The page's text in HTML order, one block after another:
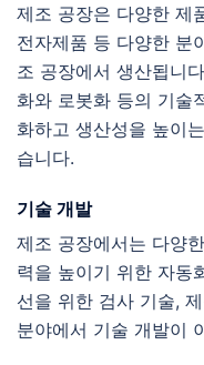
제조 공장은 다양한 제
전자제품 등 다양한 분
조 공장에서 생산됩니
화와 로봇화 등의 기술
화하고 생산성을 높이
습니다.
기술 개발
제조 공장에서는 다양
력을 높이기 위한 자동
선을 위한 검사 기술,
분야에서 기술 개발이